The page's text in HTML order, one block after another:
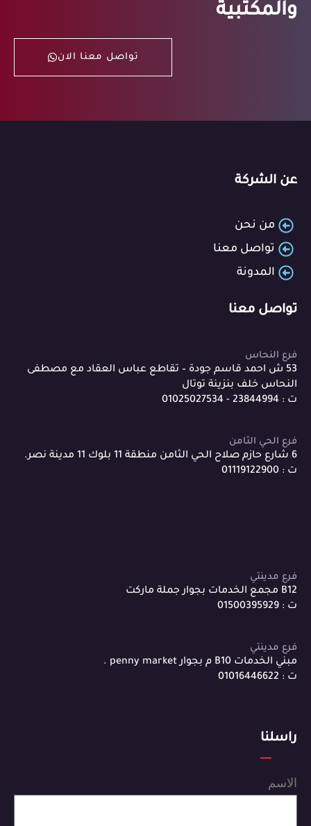
والمكتبية
تواصل معنا الان
عن الشركة
من نحن
تواصل معنا
المدونة
تواصل معنا
فرع النحاس
53 ش احمد قاسم جودة – تقاطع عباس العقاد مع مصطفى
النحاس خلف بنزينة توتال
ت : 23844994 - 01025027534
فرع الحي الثامن
6 شارع حازم صلاح الحي الثامن منطقة 11 بلوك 11 مدينة نصر.
ت : 01119122900
فرع مدينتي
B12 مجمع الخدمات بجوار جملة ماركت
ت : 01500395929
فرع مدينتي
مبني الخدمات B10 م بجوار penny market .
ت : 01016446622
راسلنا
الاسم